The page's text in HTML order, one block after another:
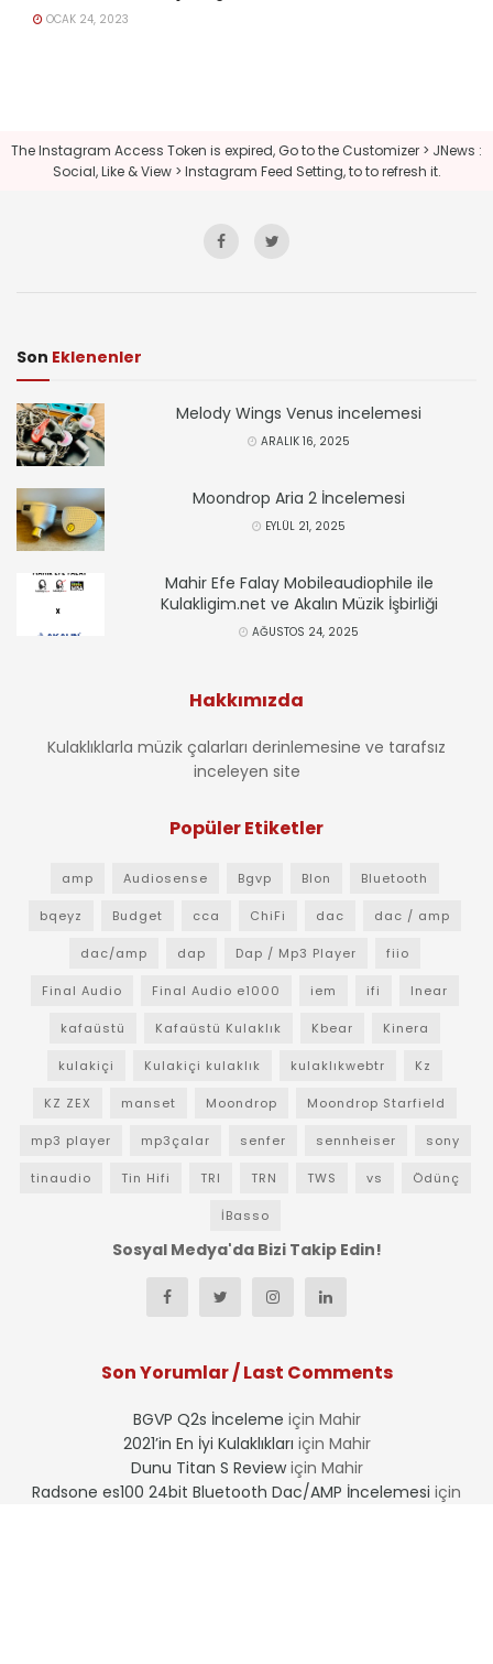
OCAK 24, 2023
The Instagram Access Token is expired, Go to the Customizer > JNews :
Social, Like & View > Instagram Feed Setting, to to refresh it.
Son Eklenenler
Melody Wings Venus incelemesi
ARALIK 16, 2025
Moondrop Aria 2 İncelemesi
EYLÜL 21, 2025
Mahir Efe Falay Mobileaudiophile ile
Kulakligim.net ve Akalın Müzik İşbirliği
AĞUSTOS 24, 2025
Hakkımızda
Kulaklıklarla müzik çalarları derinlemesine ve tarafsız
inceleyen site
Popüler Etiketler
amp Audiosense Bgvp Blon Bluetooth
bqeyz Budget cca ChiFi dac dac / amp
dac/amp dap Dap / Mp3 Player fiio
Final Audio Final Audio e1000 iem ifi Inear
kafaüstü Kafaüstü Kulaklık Kbear Kinera
kulakiçi Kulakiçi kulaklık kulaklıkwebtr Kz
KZ ZEX manset Moondrop Moondrop Starfield
mp3 player mp3çalar senfer sennheiser sony
tinaudio Tin Hifi TRI TRN TWS vs Ödünç
İBasso
Sosyal Medya'da Bizi Takip Edin!
Son Yorumlar / Last Comments
BGVP Q2s İnceleme için Mahir
2021’in En İyi Kulaklıkları için Mahir
Dunu Titan S Reviewiçin Mahir
Radsone es100 24bit Bluetooth Dac/AMP İncelemesi için